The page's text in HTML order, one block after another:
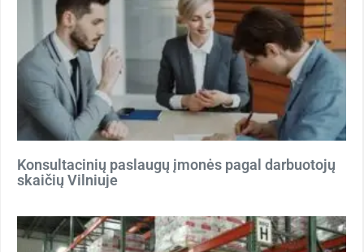
Konsultacinių paslaugų įmonės pagal darbuotojų
skaičių Vilniuje